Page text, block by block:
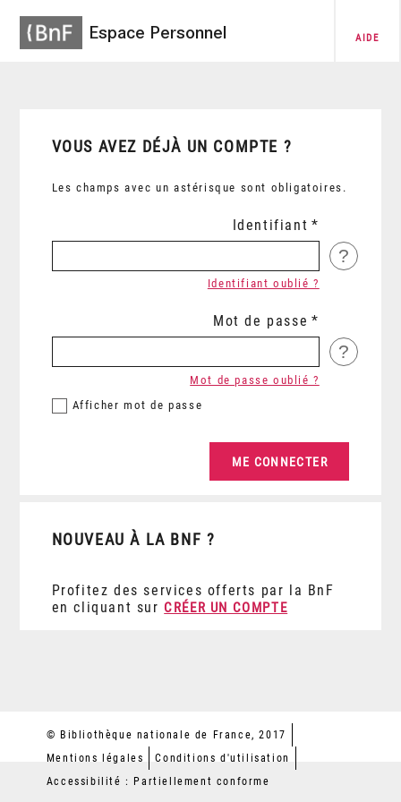
Espace Personnel AIDE
VOUS AVEZ DÉJÀ UN COMPTE ?
Les champs avec un astérisque sont obligatoires.
Identifiant
?
Identifiant oublié ?
Mot de passe
?
Afficher mot de passe
Mot de passe oublié ?
NOUVEAU À LA BNF ?
Profitez des services offerts par la BnF
en cliquant sur CRÉER UN COMPTE
© Bibliothèque nationale de France, 2017
Mentions légales
Conditions d'utilisation
Accessibilité : Partiellement conforme